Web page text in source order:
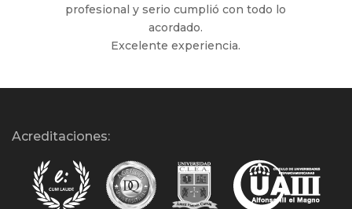
profesional y serio cumplió con todo lo
acordado.
Excelente experiencia.
Acreditaciones: